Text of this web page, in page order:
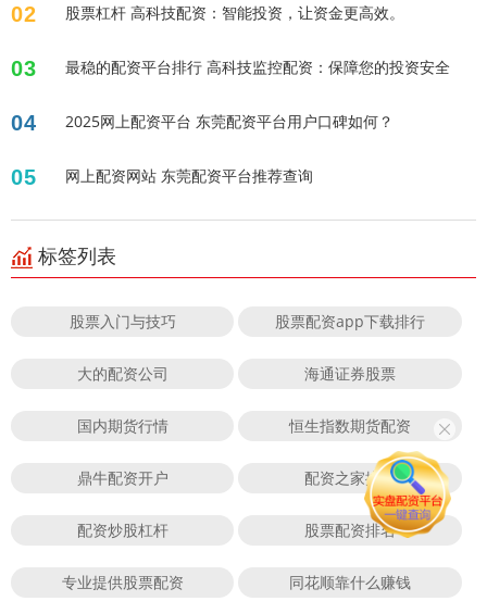
02 股票杠杆 高科技配资：智能投资，让资金更高效。
03 最稳的配资平台排行 高科技监控配资：保障您的投资安全
04 2025网上配资平台 东莞配资平台用户口碑如何？
05 网上配资网站 东莞配资平台推荐查询
标签列表
股票入门与技巧 股票配资app下载排行
大的配资公司 海通证券股票
国内期货行情 恒生指数期货配资
鼎牛配资开户 配资之家排名
配资炒股杠杆 股票配资排名
专业提供股票配资 同花顺靠什么赚钱